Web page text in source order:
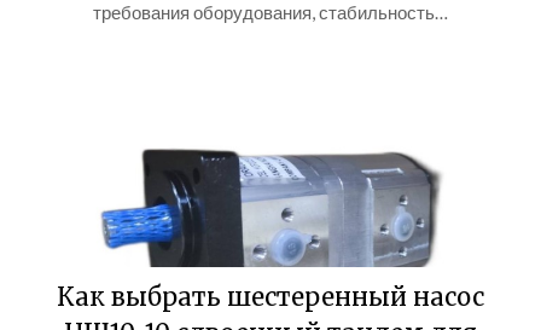
требования оборудования, стабильность…
Как выбрать шестеренный насос